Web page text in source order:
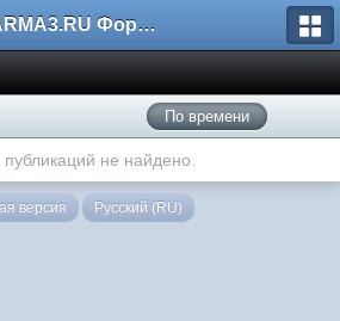
ARMA3.RU Форум
По времени
не найдено.
версия Русский (RU)